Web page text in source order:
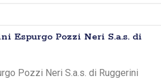
Espurgo Pozzi Neri S.a.s. di
Pozzi Neri S.a.s. di Ruggerini